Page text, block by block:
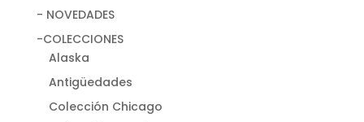
- NOVEDADES
-COLECCIONES
Alaska
Antigüedades
Colección Chicago